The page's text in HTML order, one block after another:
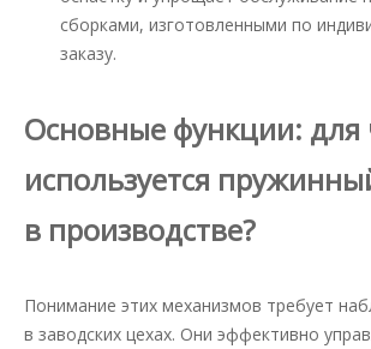
сборками, изготовленными по
заказу.
Основные функции: для
используется
в производстве?
Понимание этих механизмов требует
в заводских цехах. Они эффективно